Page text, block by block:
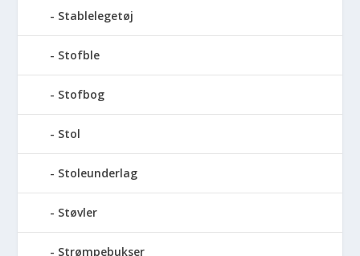
Stablelegetøj
Stofble
Stofbog
Stol
Stoleunderlag
Støvler
Strømpebukser